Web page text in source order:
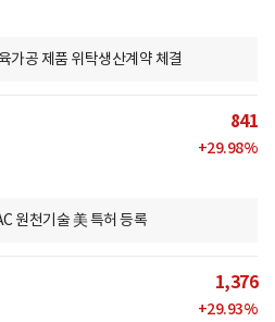
가공 제품 위탁생산계약 체결
841
+29.98%
원천기술 美 특허 등록
1,376
+29.93%